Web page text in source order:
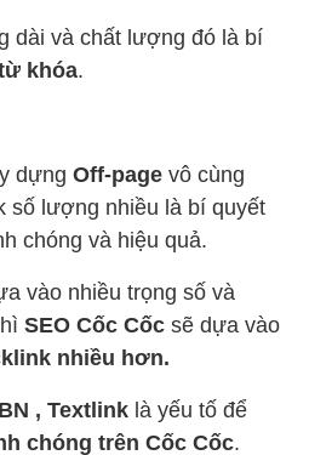
dài và chất lượng đó là bí
khóa.
dựng Off-page vô cùng
số lượng nhiều là bí quyết
chóng và hiệu quả.
vào nhiều trọng số và
SEO Cốc Cốc sẽ dựa vào
nhiều hơn.
, Textlink là yếu tố để
chóng trên Cốc Cốc.